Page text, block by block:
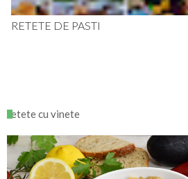
RETETE DE PASTI
retete cu vinete